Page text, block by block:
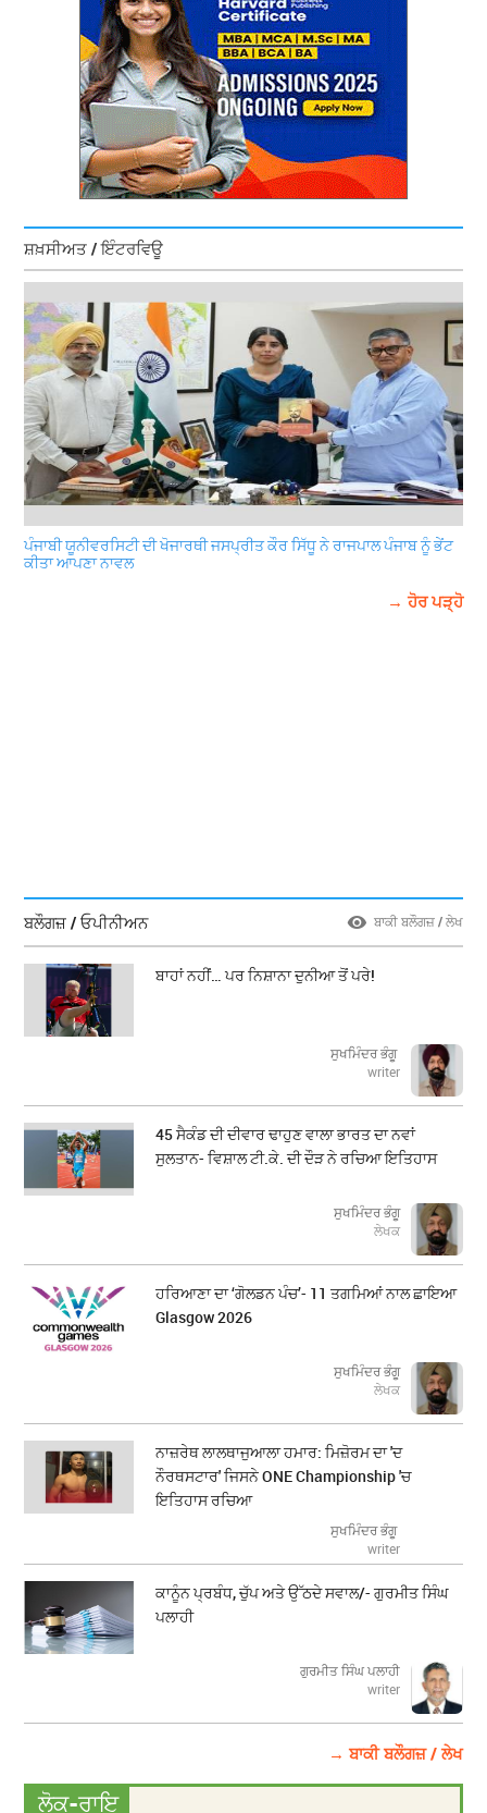
ਸ਼ਖ਼ਸੀਅਤ / ਇੰਟਰਵਿਊ
ਪੰਜਾਬੀ ਯੂਨੀਵਰਸਿਟੀ ਦੀ ਖੋਜਾਰਥੀ ਜਸਪ੍ਰੀਤ ਕੌਰ ਸਿੱਧੂ ਨੇ ਰਾਜਪਾਲ ਪੰਜਾਬ ਨੂੰ ਭੇਂਟ
ਕੀਤਾ ਆਪਣਾ ਨਾਵਲ
→ ਹੋਰ ਪੜ੍ਹੋ
ਬਲੌਗਜ਼ / ਓਪੀਨੀਅਨ ਬਾਕੀ ਬਲੌਗਜ਼ / ਲੇਖ
ਬਾਹਾਂ ਨਹੀਂ… ਪਰ ਨਿਸ਼ਾਨਾ ਦੁਨੀਆ ਤੋਂ ਪਰੇ!
ਸੁਖਮਿੰਦਰ ਭੰਗੂ
writer
45 ਸੈਕੰਡ ਦੀ ਦੀਵਾਰ ਢਾਹੁਣ ਵਾਲਾ ਭਾਰਤ ਦਾ ਨਵਾਂ
ਸੁਲਤਾਨ- ਵਿਸ਼ਾਲ ਟੀ.ਕੇ. ਦੀ ਦੌੜ ਨੇ ਰਚਿਆ ਇਤਿਹਾਸ
ਸੁਖਮਿੰਦਰ ਭੰਗੂ
ਲੇਖਕ
ਹਰਿਆਣਾ ਦਾ ‘ਗੋਲਡਨ ਪੰਚ’- 11 ਤਗਮਿਆਂ ਨਾਲ ਛਾਇਆ
Glasgow 2026
ਸੁਖਮਿੰਦਰ ਭੰਗੂ
ਲੇਖਕ
ਨਾਜ਼ਰੇਥ ਲਾਲਥਾਜੁਆਲਾ ਹਮਾਰ: ਮਿਜ਼ੋਰਮ ਦਾ 'ਦ
ਨੌਰਥਸਟਾਰ' ਜਿਸਨੇ ONE Championship 'ਚ
ਇਤਿਹਾਸ ਰਚਿਆ
ਸੁਖਮਿੰਦਰ ਭੰਗੂ
writer
ਕਾਨੂੰਨ ਪ੍ਰਬੰਧ, ਚੁੱਪ ਅਤੇ ਉੱਠਦੇ ਸਵਾਲ/- ਗੁਰਮੀਤ ਸਿੰਘ
ਪਲਾਹੀ
ਗੁਰਮੀਤ ਸਿੰਘ ਪਲਾਹੀ
writer
→ ਬਾਕੀ ਬਲੌਗਜ਼ / ਲੇਖ
ਲੋਕ-ਰਾਇ